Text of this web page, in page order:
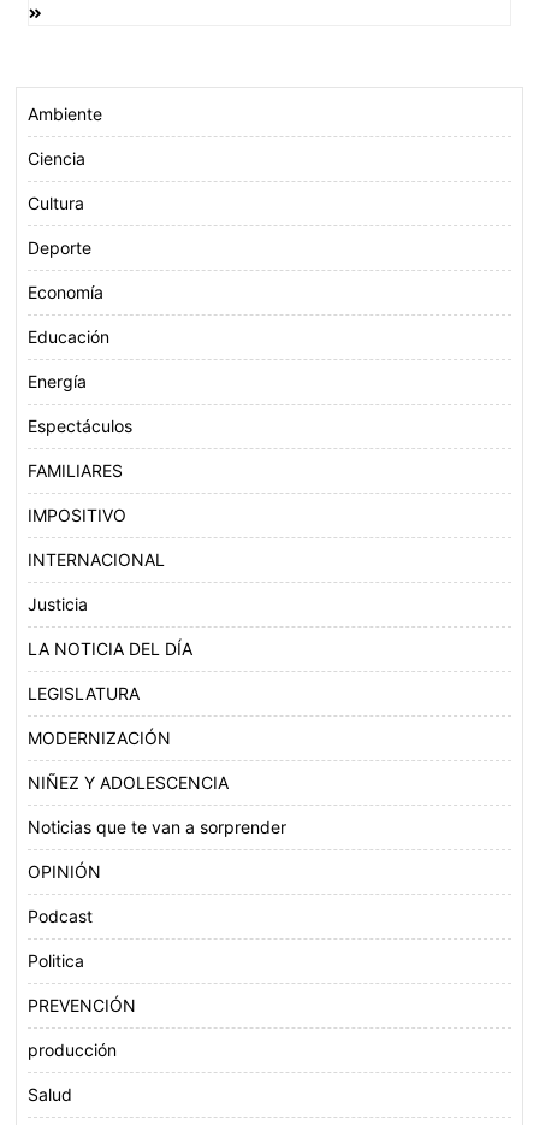
entradas
Ambiente
Ciencia
Cultura
Deporte
Economía
Educación
Energía
Espectáculos
FAMILIARES
IMPOSITIVO
INTERNACIONAL
Justicia
LA NOTICIA DEL DÍA
LEGISLATURA
MODERNIZACIÓN
NIÑEZ Y ADOLESCENCIA
Noticias que te van a sorprender
OPINIÓN
Podcast
Politica
PREVENCIÓN
producción
Salud